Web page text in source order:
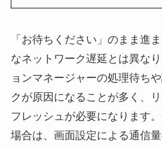
「お待ちください」のまま進
なネットワーク遅延とは異な
ョンマネージャーの処理待ち
クが原因になることが多く、
フレッシュが必要になります
場合は、画面設定による通信